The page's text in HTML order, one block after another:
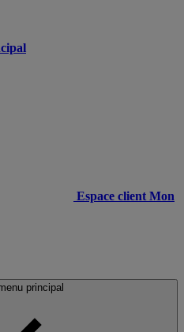
Espace client Mon
principal